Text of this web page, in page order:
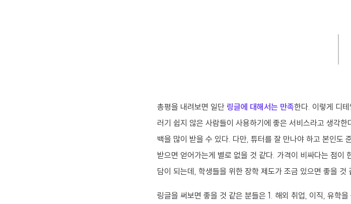
총평을 내려보면 일단 링글에 대해서는 만족한다. 이렇게 디
러기 쉽지 않은 사람들이 사용하기에 좋은 서비스라고 생각
백을 많이 받을 수 있다. 다만, 튜터를 잘 만나야 하고 본인도
받으면 얻어가는게 별로 없을 것 같다. 가격이 비싸다는 점이
담이 되는데, 학생들을 위한 장학 제도가 조금 있으면 좋을 것
링글을 써보면 좋을 것 같은 분들은 1. 해외 취업, 이직, 유학